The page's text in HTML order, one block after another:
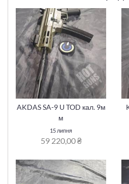
AKDAS SA-9 U TOD кал. 9м
м
15 липня
59 220,00 ₴